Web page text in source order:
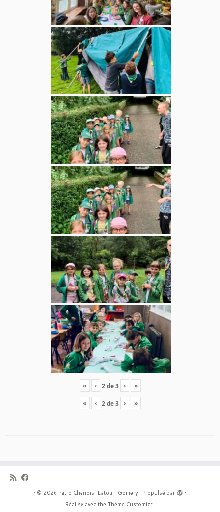
« ‹ 2de3 › »
« ‹ 2de3 › »
· © 2026 Patro Chenois-Latour-Gomery · Propulsé par
·
Réalisé avec the Thème Customizr·